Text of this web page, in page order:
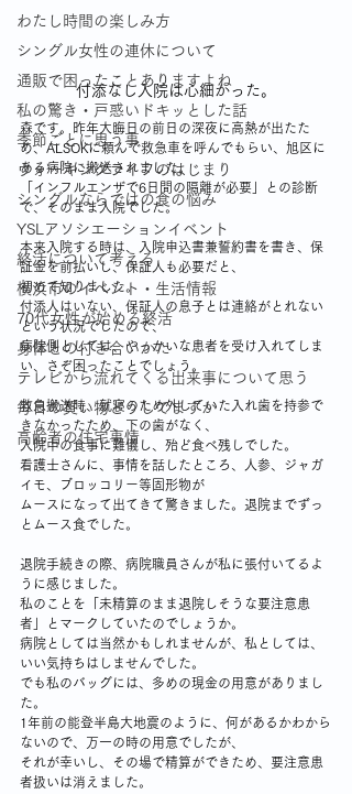
わたし時間の楽しみ方
シングル女性の連休について
通販で困ったことありますよね
私の驚き・戸惑いドキッとした話
季節ごとに思う事
ウォーキングライフのはじまり
シングルならではの食の悩み
YSLアソシエーションイベント
終活について考える
横浜市のイベント・生活情報
70代女性が始める終活
身体との付き合いかた
テレビから流れてくる出来事について思う
毎日の買い物どうしてますか
高齢者の住宅事情
付添なし入院は心細かった。
森です。昨年大晦日の前日の深夜に高熱が出たた
め、ALSOKに頼んで救急車を呼んでもらい、旭区に
ある病院に搬送されました。
「インフルエンザで6日間の隔離が必要」との診断
で、そのまま入院でした。
本来入院する時は、入院申込書兼誓約書を書き、保
証金を前払いし、保証人も必要だと、
初めて知りました。
付添人はいない、保証人の息子とは連絡がとれない
という状況でしたので、
病院側としては、やっかいな患者を受け入れてしま
い、さぞ困ったことでしょう。
救急搬送時、就寝のため外していた入れ歯を持参で
きなかったため、下の歯がなく、
入院中の食事に難儀し、殆ど食べ残しでした。
看護士さんに、事情を話したところ、人参、ジャガ
イモ、ブロッコリー等固形物が
ムースになって出てきて驚きました。退院までずっ
とムース食でした。
退院手続きの際、病院職員さんが私に張付いてるよ
うに感じました。
私のことを「未精算のまま退院しそうな要注意患
者」とマークしていたのでしょうか。
病院としては当然かもしれませんが、私としては、
いい気持ちはしませんでした。
でも私のバッグには、多めの現金の用意がありまし
た。
1年前の能登半島大地震のように、何があるかわから
ないので、万一の時の用意でしたが、
それが幸いし、その場で精算ができため、要注意患
者扱いは消えました。